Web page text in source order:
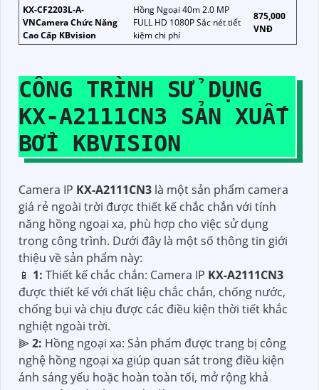
KX-CF2203L-A-
VNCamera Chức Năng
Cao Cấp KBvision
Hồng Ngoại 40m 2.0 MP
FULL HD 1080P Sắc nét tiết
kiệm chi phí
875,000
VNĐ
CÔNG TRÌNH SỬ DỤNG
KX-A2111CN3 SẢN XUẤT
BỞI KBVISION
Camera IP KX-A2111CN3 là một sản phẩm camera
giá rẻ ngoài trời được thiết kế chắc chắn với tính
năng hồng ngoại xa, phù hợp cho việc sử dụng
trong công trình. Dưới đây là một số thông tin giới
thiệu về sản phẩm này:
📱 1: Thiết kế chắc chắn: Camera IP KX-A2111CN3
được thiết kế với chất liệu chắc chắn, chống nước,
chống bụi và chịu được các điều kiện thời tiết khắc
nghiệt ngoài trời.
⫸ 2: Hồng ngoại xa: Sản phẩm được trang bị công
nghệ hồng ngoại xa giúp quan sát trong điều kiện
ánh sáng yếu hoặc hoàn toàn tối, mở rộng khả